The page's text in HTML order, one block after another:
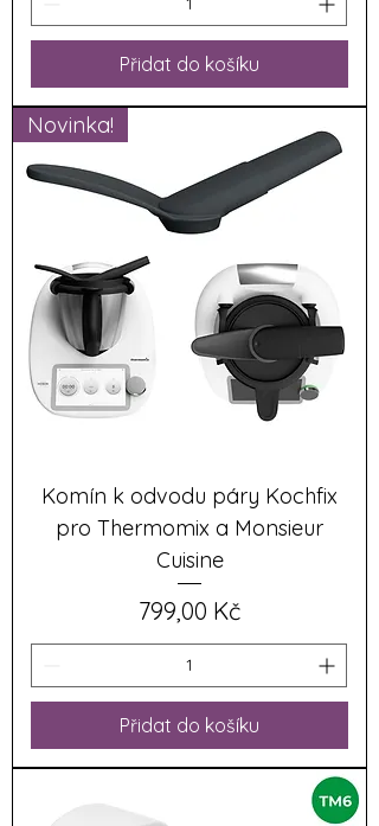
Přidat do košíku
Novinka!
Komín k odvodu páry Kochfix
pro Thermomix a Monsieur
Cuisine
Cena
799,00 Kč
Přidat do košíku